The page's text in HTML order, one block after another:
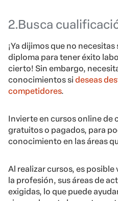
2.Busca
¡Ya dijimos que no
diploma para tener éxito
cierto! Sin embargo,
conocimientos si deseas
competidores.
Invierte en cursos online de
gratuitos o pagados, para
conocimiento en las áreas
Al realizar cursos, es
la profesión, sus áreas de
exigidas, lo que puede